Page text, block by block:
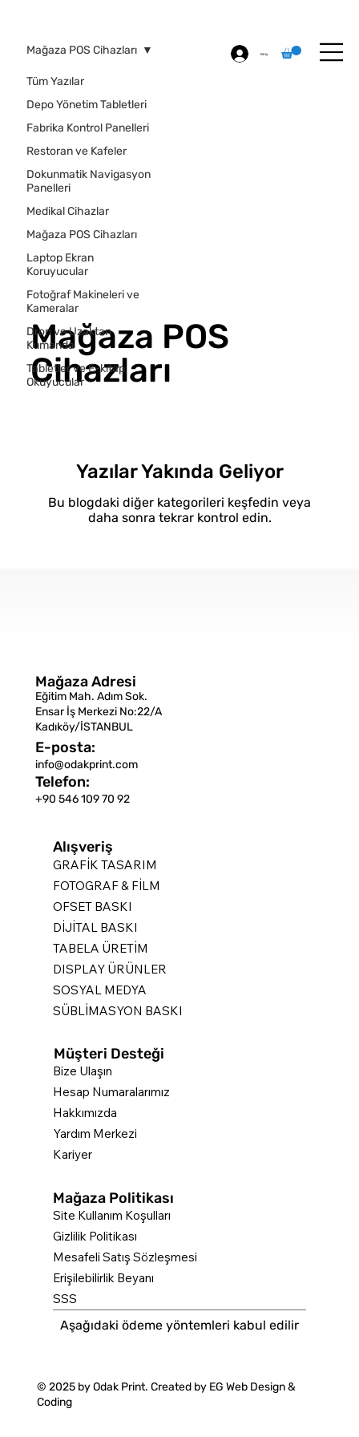
Giriş
Tüm Yazılar
Depo Yönetim Tabletleri
Fabrika Kontrol Panelleri
Restoran ve Kafeler
Dokunmatik Navigasyon
Panelleri
Medikal Cihazlar
Mağaza POS Cihazları
Laptop Ekran
Koruyucular
Fotoğraf Makineleri ve
Kameralar
Dron ve Uzaktan
Kumanda
Tabletler ve E-kitap
Okuyucular
Mağaza POS Cihazları
Mağaza POS
Cihazları
Yazılar Yakında Geliyor
Bu blogdaki diğer kategorileri keşfedin veya
daha sonra tekrar kontrol edin.
Mağaza Politikası
Site Kullanım Koşulları
Gizlilik Politikası
Mesafeli Satış Sözleşmesi
Erişilebilirlik Beyanı
SSS
Bize Ulaşın
Hesap Numaralarımız
Hakkımızda
Yardım Merkezi
Kariyer
Müşteri Desteği
Alışveriş
GRAFİK TASARIM
FOTOGRAF & FİLM
OFSET BASKI
DİJİTAL BASKI
TABELA ÜRETİM
DISPLAY ÜRÜNLER
SOSYAL MEDYA
SÜBLİMASYON BASKI
Mağaza Adresi
Eğitim Mah. Adım Sok.
Ensar İş Merkezi No:22/A
Kadıköy/İSTANBUL
E-posta:
info@odakprint.com
Telefon:
+90 546 109 70 92
© 2025 by Odak Print. Created by EG Web Design &
Coding
Aşağıdaki ödeme yöntemleri kabul edilir